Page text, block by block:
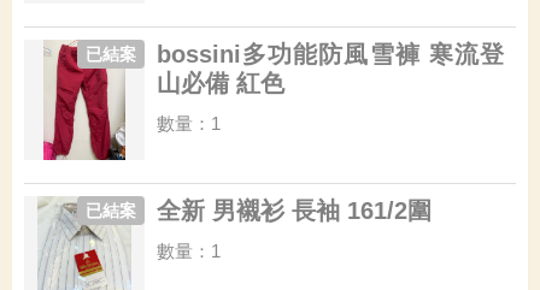
bossini多功能防風雪褲 寒流登
山必備 紅色
已結案
數量：1
全新 男襯衫 長袖 161/2圍
已結案
數量：1